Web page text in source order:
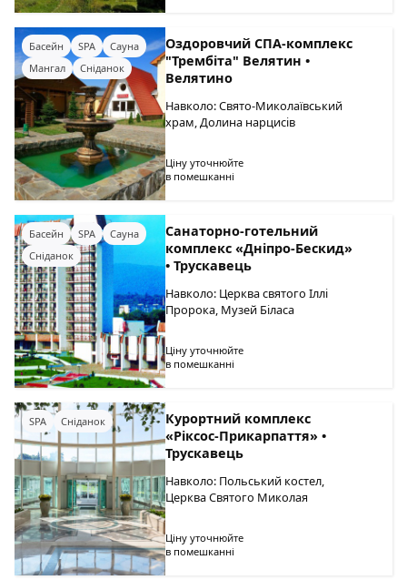
Басейн SPA
Сауна
Мангал
Сніданок
Оздоровчий СПА-комплекс
"Трембіта" Велятин •
Велятино
Навколо: Свято-Миколаївський
храм, Долина нарцисів
Ціну уточнюйте
в помешканні
Басейн SPA
Сауна
Сніданок
Cанаторно-готельний
комплекс «Дніпро-Бескид»
• Трускавець
Навколо: Церква святого Іллі
Пророка, Музей Біласа
Ціну уточнюйте
в помешканні
SPA Сніданок
Курортний комплекс
«Ріксос-Прикарпаття» •
Трускавець
Навколо: Польський костел,
Церква Святого Миколая
Ціну уточнюйте
в помешканні